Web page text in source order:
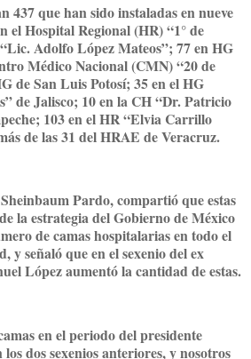
437 que han sido instaladas en nueve
el Hospital Regional (HR) “1° de
Adolfo López Mateos”; 77 en HG
Médico Nacional (CMN) “20 de
de San Luis Potosí; 35 en el HG
de Jalisco; 10 en la CH “Dr. Patricio
103 en el HR “Elvia Carrillo
de las 31 del HRAE de Veracruz.
Pardo, compartió que estas
la estrategia del Gobierno de México
de camas hospitalarias en todo el
y señaló que en el sexenio del ex
López aumentó la cantidad de estas.
en el periodo del presidente
dos sexenios anteriores, y nosotros